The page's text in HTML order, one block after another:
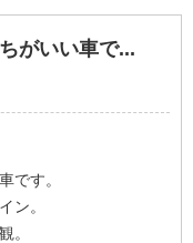
がいい車で...
です。
ン。
。